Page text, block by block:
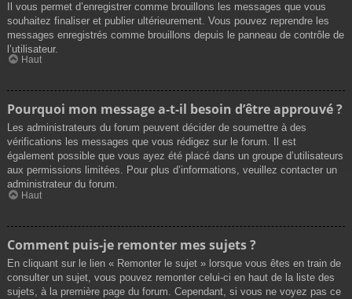
Il vous permet d’enregistrer comme brouillons les messages que vous
souhaitez finaliser et publier ultérieurement. Vous pouvez reprendre les
messages enregistrés comme brouillons depuis le panneau de contrôle de
l’utilisateur.
Haut
Pourquoi mon message a-t-il besoin d’être approuvé ?
Les administrateurs du forum peuvent décider de soumettre à des
vérifications les messages que vous rédigez sur le forum. Il est
également possible que vous ayez été placé dans un groupe d’utilisateurs
aux permissions limitées. Pour plus d’informations, veuillez contacter un
administrateur du forum.
Haut
Comment puis-je remonter mes sujets ?
En cliquant sur le lien « Remonter le sujet » lorsque vous êtes en train de
consulter un sujet, vous pouvez remonter celui-ci en haut de la liste des
sujets, à la première page du forum. Cependant, si vous ne voyez pas ce